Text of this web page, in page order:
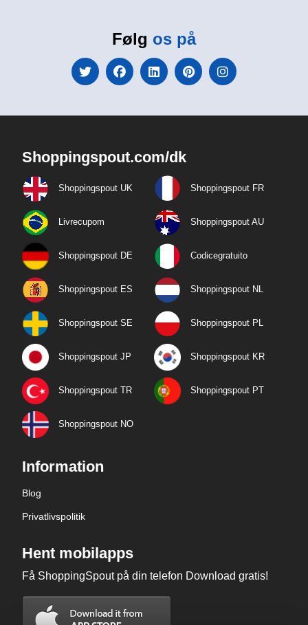
Følg os på
Shoppingspout.com/dk
Shoppingspout UK Shoppingspout FR
Livrecupom Shoppingspout AU
Shoppingspout DE Codicegratuito
Shoppingspout ES Shoppingspout NL
Shoppingspout SE Shoppingspout PL
Shoppingspout JP Shoppingspout KR
Shoppingspout TR Shoppingspout PT
Shoppingspout NO
Information
Blog
Privatlivspolitik
Hent mobilapps
Få ShoppingSpout på din telefon Download gratis!